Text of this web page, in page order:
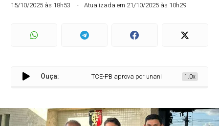
15/10/2025 às 18h53 Atualizada em 21/10/2025 às 10h29
Ouça: TCE-PB aprova por unanimidade as contas da
1.0x